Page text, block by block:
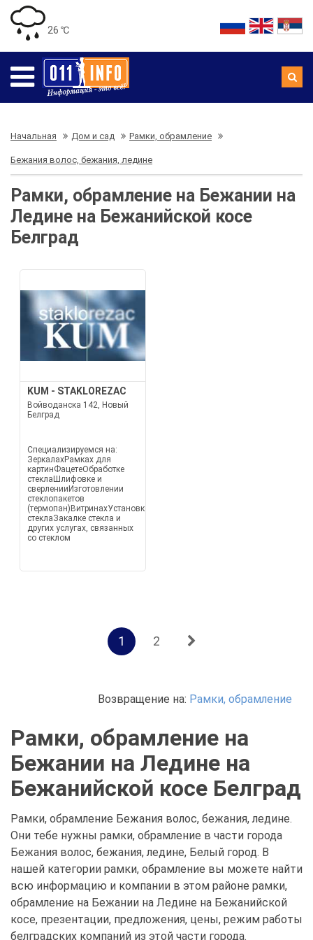
26 ℃
Начальная Дом и сад Рамки, обрамление
Бежания волос, бежания, ледине
Рамки, обрамление на Бежании на
Ледине на Бежанийской косе
Белград
KUM - STAKLOREZAC
Войводанска 142, Новый
Белград
Специализируемся на:
ЗеркалахРамках для
картинФацетеОбработке
стеклаШлифовке и
сверленииИзготовлении
стеклопакетов
(термопан)ВитринахУстановке
стеклаЗакалке стекла и
других услугах, связанных
со стеклом
1 2
Возвращение на: Рамки, обрамление
Рамки, обрамление на
Бежании на Ледине на
Бежанийской косе Белград
Рамки, обрамление Бежания волос, бежания, ледине.
Они тебе нужны рамки, обрамление в части города
Бежания волос, бежания, ледине, Белый город. В
нашей категории рамки, обрамление вы можете найти
всю информацию и компании в этом районе рамки,
обрамление на Бежании на Ледине на Бежанийской
косе, презентации, предложения, цены, режим работы
белградских компаний из этой части города.